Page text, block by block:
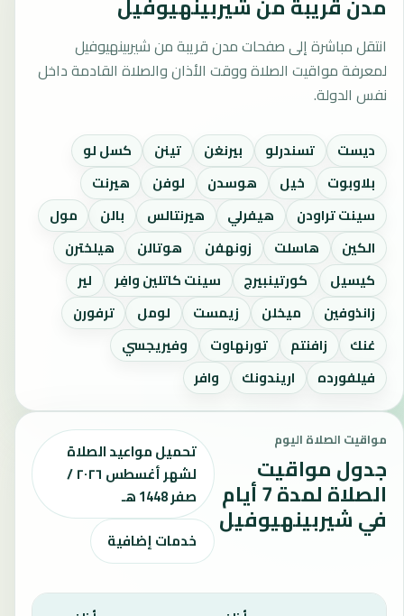
انتقل مباشرة إلى صفحات مدن قريبة من شيربينهيوفيل
لمعرفة مواقيت الصلاة ووقت الأذان والصلاة القادمة داخل
نفس الدولة.
ديست تسندرلو بيرنغن تينن
كسل لو
بلاوبوت
خيل هوسدن لوفن
هيرنت
سينت تراودن
هيفرلي هيرنتالس بالن
مول
الكين
هاسلت زونهفن هوتالن
هيلخترن
كيسيل
كورتينبيرج سينت كاتلين وافِر
لير
زانذوفين
ميخلن زيمست لومل
ترفورن
غنك
زافنتم تورنهاوت
وفيريجسي
فيلفورده
اريندونك وافر
مواقيت الصلاة اليوم
جدول مواقيت
الصلاة لمدة 7 أيام
في شيربينهيوفيل
تحميل مواعيد الصلاة
لشهر أغسطس ٢٠٢٦ /
صفر 1448 هـ
خدمات إضافية